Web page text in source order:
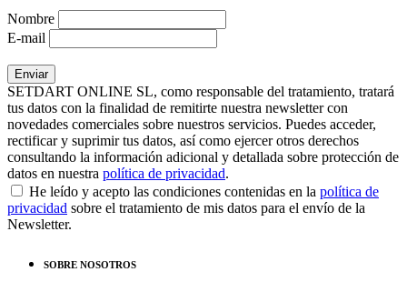
Nombre
E-mail
SETDART ONLINE SL, como responsable del tratamiento, tratará
tus datos con la finalidad de remitirte nuestra newsletter con
novedades comerciales sobre nuestros servicios. Puedes acceder,
rectificar y suprimir tus datos, así como ejercer otros derechos
consultando la información adicional y detallada sobre protección de
datos en nuestra política de privacidad.
He leído y acepto las condiciones contenidas en la política de
privacidad sobre el tratamiento de mis datos para el envío de la
Newsletter.
SOBRE NOSOTROS